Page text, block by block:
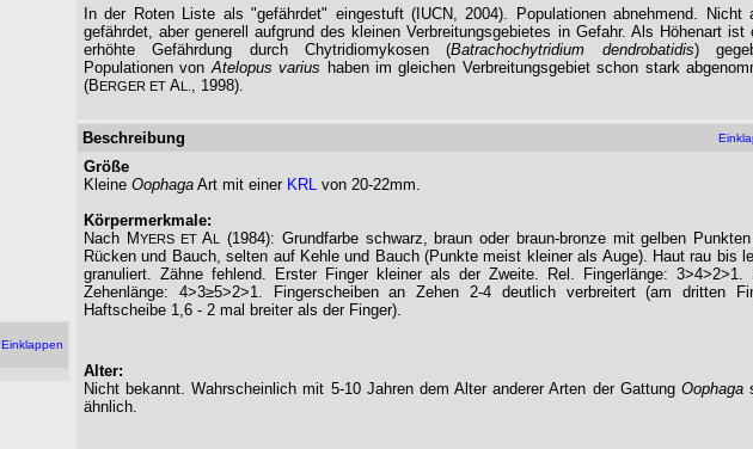
Einklappen
In der Roten Liste als "gefährdet" eingestuft (IUCN, 2004). Populationen abnehmend. Nicht
gefährdet, aber generell aufgrund des kleinen Verbreitungsgebietes in Gefahr. Als Höhenart ist
erhöhte Gefährdung durch Chytridiomykosen (Batrachochytridium dendrobatidis)
Populationen von Atelopus varius haben im gleichen Verbreitungsgebiet schon stark
(BERGER ET AL. , 1998).
Beschreibung
Größe
Kleine Oophaga Art mit einer KRL
von 20-22mm.
Körpermerkmale:
Nach MYERS ETAL
(1984): Grundfarbe schwarz, braun oder braun-bronze mit gelben
Rücken und Bauch, selten auf Kehle und Bauch (Punkte meist kleiner als Auge). Haut rau bis
granuliert. Zähne fehlend. Erster Finger kleiner als der Zweite. Rel. Fingerlänge: 3>4>2>1.
Zehenlänge: 4>3≥5>2>1. Fingerscheiben an Zehen 2-4 deutlich verbreitert (am dritten
Haftscheibe 1,6 - 2 mal breiter als der Finger).
Alter:
Nicht bekannt. Wahrscheinlich mit 5-10 Jahren dem Alter anderer Arten der Gattung Oophaga
ähnlich.